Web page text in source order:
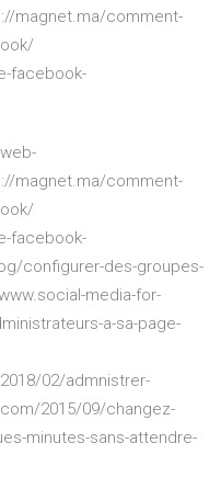
magnet.ma/comment-
facebook-
magnet.ma/comment-
facebook-
configurer-des-groupes-
media-for-
a-sa-page-
02/admnistrer-
2015/09/changez-
minutes-sans-attendre-